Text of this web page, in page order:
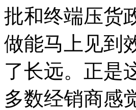
批和终端压货
做能马上见到
了长远。正是
多数经销商感